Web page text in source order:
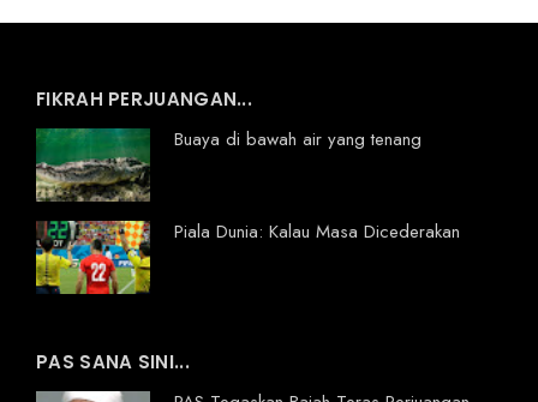
FIKRAH PERJUANGAN...
Buaya di bawah air yang tenang
Piala Dunia: Kalau Masa Dicederakan
PAS SANA SINI...